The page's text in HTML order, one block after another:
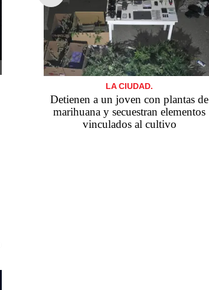
LA CIUDAD.
Detienen a un joven con plantas de
marihuana y secuestran elementos
vinculados al cultivo